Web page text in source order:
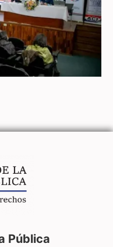
Pública